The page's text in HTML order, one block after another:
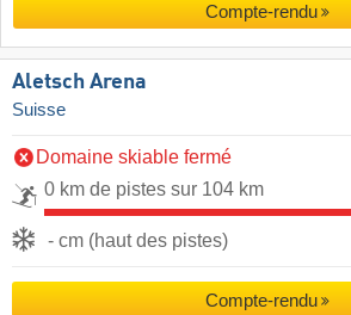
Compte-rendu
Aletsch Arena
Suisse
Domaine skiable fermé
0 km de pistes sur 104 km
- cm (haut des pistes)
Compte-rendu